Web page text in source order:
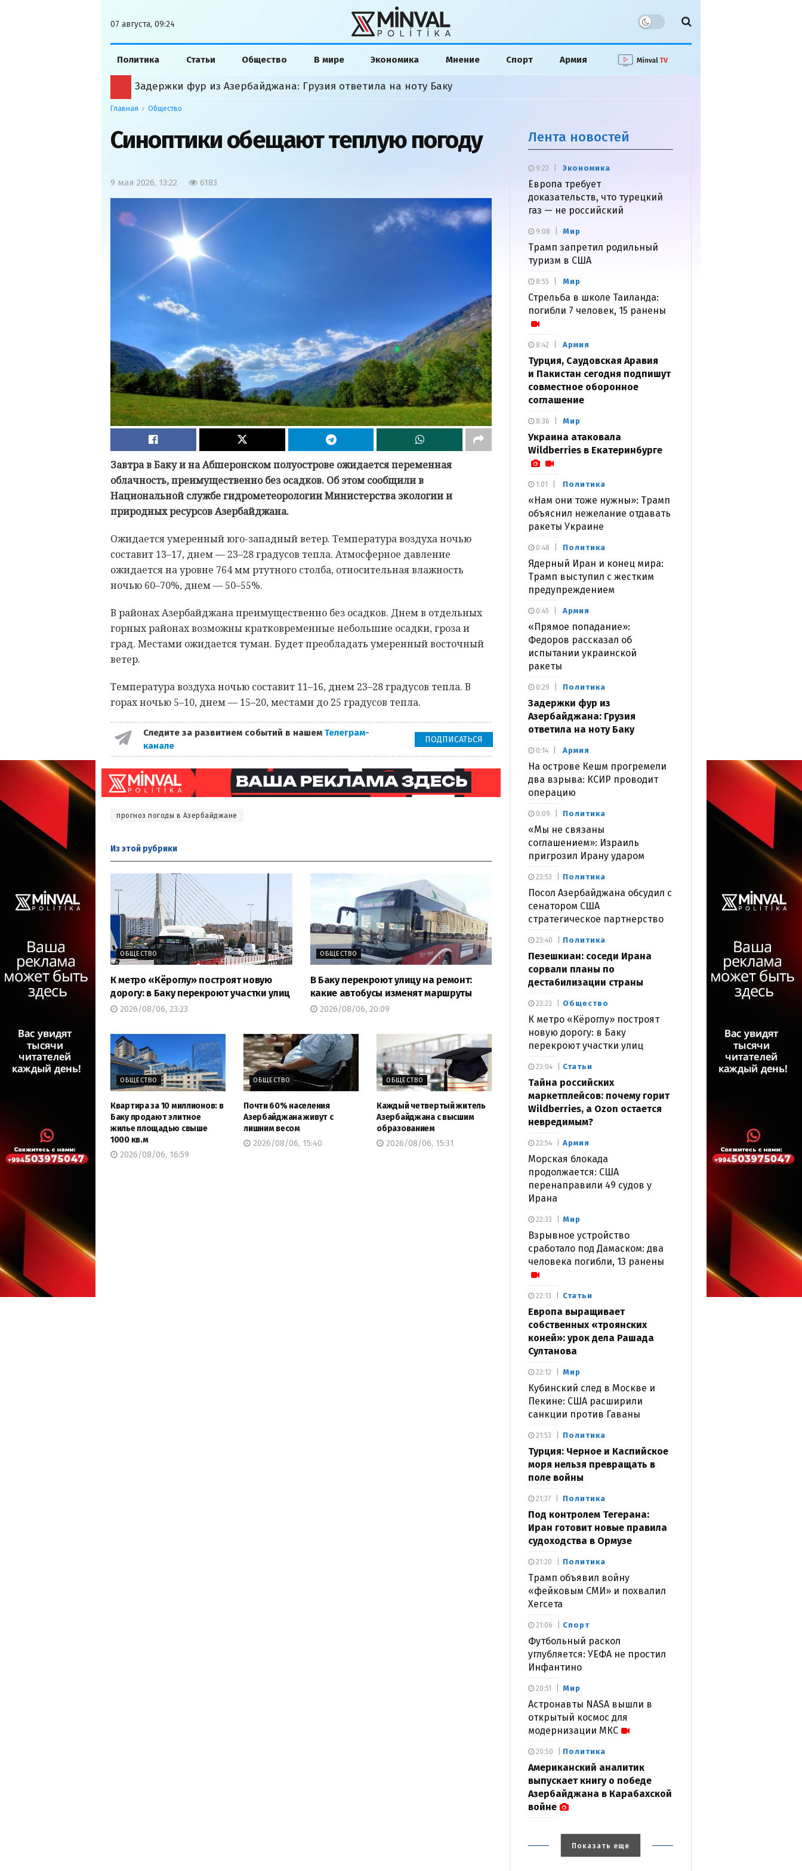
07 августа, 09:24
Политика Статьи Общество В мире Экономика Мнение Спорт Армия
Задержки фур из Азербайджана: Грузия ответила на ноту Баку
Главная Общество
Синоптики обещают теплую погоду
9 мая 2026, 13:22 6183
Завтра в Баку и на Абшеронском полуострове ожидается переменная
облачность, преимущественно без осадков. Об этом сообщили в
Национальной службе гидрометеорологии Министерства экологии и
природных ресурсов Азербайджана.
Ожидается умеренный юго-западный ветер. Температура воздуха ночью
составит 13–17, днем — 23–28 градусов тепла. Атмосферное давление
ожидается на уровне 764 мм ртутного столба, относительная влажность
ночью 60–70%, днем — 50–55%.
В районах Азербайджана преимущественно без осадков. Днем в отдельных
горных районах возможны кратковременные небольшие осадки, гроза и
град. Местами ожидается туман. Будет преобладать умеренный восточный
ветер.
Температура воздуха ночью составит 11–16, днем 23–28 градусов тепла. В
горах ночью 5–10, днем — 15–20, местами до 25 градусов тепла.
Следите за развитием событий в нашем Телеграм-
канале
ПОДПИСАТЬСЯ
прогноз погоды в Азербайджане
Из этой рубрики
ОБЩЕСТВО
К метро «Кёроглу» построят новую
дорогу: в Баку перекроют участки улиц
2026/08/06, 23:23
ОБЩЕСТВО
В Баку перекроют улицу на ремонт:
какие автобусы изменят маршруты
2026/08/06, 20:09
ОБЩЕСТВО
Квартира за 10 миллионов: в
Баку продают элитное
жилье площадью свыше
1000 кв.м
2026/08/06, 16:59
ОБЩЕСТВО
Почти 60% населения
Азербайджана живут с
лишним весом
2026/08/06, 15:40
ОБЩЕСТВО
Каждый четвертый житель
Азербайджана с высшим
образованием
2026/08/06, 15:31
Лента новостей
Экономика
Европа требует
доказательств, что турецкий
газ — не российский
9:22
Мир
Трамп запретил родильный
туризм в США
9:08
Мир
Стрельба в школе Таиланда:
погибли 7 человек, 15 ранены
8:55
Армия
Турция, Саудовская Аравия
и Пакистан сегодня подпишут
совместное оборонное
соглашение
8:42
Мир
Украина атаковала
Wildberries в Екатеринбурге
8:36
Политика
«Нам они тоже нужны»: Трамп
объяснил нежелание отдавать
ракеты Украине
1:01
Политика
Ядерный Иран и конец мира:
Трамп выступил с жестким
предупреждением
0:48
Армия
«Прямое попадание»:
Федоров рассказал об
испытании украинской
ракеты
0:45
Политика
Задержки фур из
Азербайджана: Грузия
ответила на ноту Баку
0:29
Армия
На острове Кешм прогремели
два взрыва: КСИР проводит
операцию
0:14
Политика
«Мы не связаны
соглашением»: Израиль
пригрозил Ирану ударом
0:09
Политика
Посол Азербайджана обсудил с
сенатором США
стратегическое партнерство
23:53
Политика
Пезешкиан: соседи Ирана
сорвали планы по
дестабилизации страны
23:40
Общество
К метро «Кёроглу» построят
новую дорогу: в Баку
перекроют участки улиц
23:23
Статьи
Тайна российских
маркетплейсов: почему горит
Wildberries, а Ozon остается
невредимым?
23:04
Армия
Морская блокада
продолжается: США
перенаправили 49 судов у
Ирана
22:54
Мир
Взрывное устройство
сработало под Дамаском: два
человека погибли, 13 ранены
22:33
Статьи
Европа выращивает
собственных «троянских
коней»: урок дела Рашада
Султанова
22:13
Мир
Кубинский след в Москве и
Пекине: США расширили
санкции против Гаваны
22:12
Политика
Турция: Черное и Каспийское
моря нельзя превращать в
поле войны
21:53
Политика
Под контролем Тегерана:
Иран готовит новые правила
судоходства в Ормузе
21:37
Политика
Трамп объявил войну
«фейковым СМИ» и похвалил
Хегсета
21:20
Спорт
Футбольный раскол
углубляется: УЕФА не простил
Инфантино
21:06
Мир
Астронавты NASA вышли в
открытый космос для
модернизации МКС
20:51
Политика
Американский аналитик
выпускает книгу о победе
Азербайджана в Карабахской
войне
20:50
Показать еще